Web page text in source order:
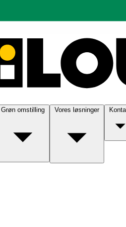
Grøn omstilling Vores løsninger